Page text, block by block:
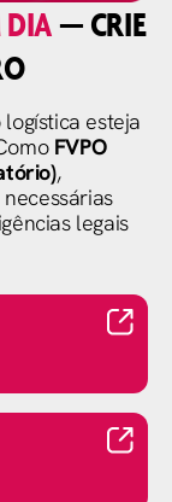
DIA— CRIE
esteja
FVPO
,
legais